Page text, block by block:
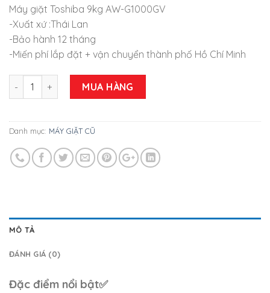
Máy giặt Toshiba 9kg AW-G1000GV
-Xuất xứ :Thái Lan
-Bảo hành 12 tháng
-Miến phí lắp đặt + vận chuyển thành phố Hồ Chí Minh
Máy giặt cũ Toshiba AW-G1000GV 9kg mới 95% số lượng
MUA HÀNG
Danh mục: MÁY GIẶT CŨ
MÔ TẢ
ĐÁNH GIÁ (0)
Đặc điểm nổi bật✅